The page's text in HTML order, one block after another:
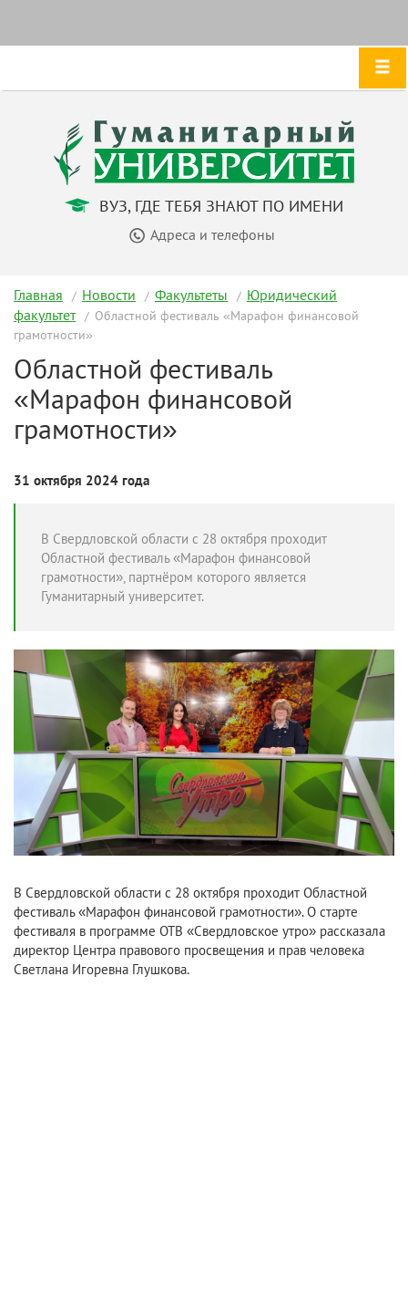
ВУЗ, ГДЕ ТЕБЯ ЗНАЮТ ПО ИМЕНИ
Адреса и телефоны
Главная Новости Факультеты
Юридический
факультет
Областной фестиваль «Марафон финансовой
грамотности»
Областной фестиваль
«Марафон финансовой
грамотности»
31 октября 2024 года
В Свердловской области с 28 октября проходит
Областной фестиваль «Марафон финансовой
грамотности», партнёром которого является
Гуманитарный университет.
В Свердловской области с 28 октября проходит Областной
фестиваль «Марафон финансовой грамотности». О старте
фестиваля в программе ОТВ «Свердловское утро» рассказала
директор Центра правового просвещения и прав человека
Светлана Игоревна Глушкова.